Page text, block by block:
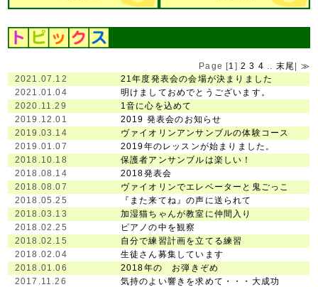
Page [1 ] 2 3 4 末尾 | ≫
2021.07.12
21年度発表会の会場が決まりました
2021.01.04
明けましておめでとうございます。
2020.11.29
1音に心を込めて
2019.12.01
2019 発表会のお知らせ
2019.03.14
ヴァイオリンアンサンブルの体験コース
2019.01.07
2019年のレッスンが始まりました。
2018.10.18
保護者アンサンブルは楽しい！
2018.08.14
2018発表会
2018.08.07
ヴァイオリンでエレベーターと鬼ごっこ
2018.05.25
『また来てね』の声に送られて
2018.03.13
加湿猫ちゃんが教室に仲間入り
2018.02.25
ピアノの中を観察
2018.02.15
自分で練習計画を立てる練習
2018.02.04
生徒さん募集しています
2018.01.06
2018年の お弾きぞめ
2017.11.26
気持のよい響きを求めて・・・大成功